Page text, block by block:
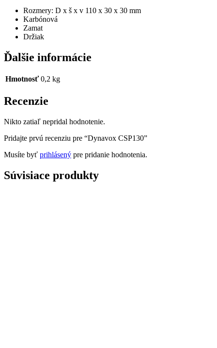
Rozmery: D x š x v 110 x 30 x 30 mm
Karbónová
Zamat
Držiak
Ďalšie informácie
Hmotnosť 0,2 kg
Recenzie
Nikto zatiaľ nepridal hodnotenie.
Pridajte prvú recenziu pre “Dynavox CSP130”
Musíte byť prihlásený pre pridanie hodnotenia.
Súvisiace produkty